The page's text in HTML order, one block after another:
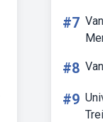
#7
#8
#9